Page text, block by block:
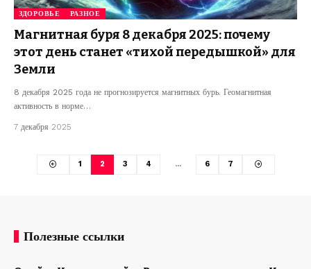
ЗДОРОВЬЕ РАЗНОЕ
Магнитная буря 8 декабря 2025: почему
этот день станет «тихой передышкой» для
Земли
8 декабря 2025 года не прогнозируется магнитных бурь. Геомагнитная
активность в норме…
7 декабря 2025
1 2 3 4 … 6 7
Полезные ссылки